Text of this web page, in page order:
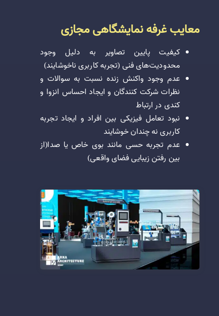
معایب غرفه نمایشگاهی مجازی
کیفیت پایین تصاویر به دلیل وجود
محدودیت‌های فنی (تجربه کاربری ناخوشایند)
عدم وجود واکنش زنده نسبت به سوالات و
نظرات شرکت کنندگان و ایجاد احساس انزوا و
کندی در ارتباط
نبود تعامل فیزیکی بین افراد و ایجاد تجربه
کاربری نه چندان خوشایند
عدم تجربه حسی مانند بوی خاص یا صدا(از
بین رفتن زیبایی فضای واقعی)